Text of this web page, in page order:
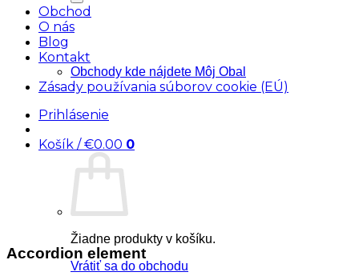
Obchod
O nás
Blog
Kontakt
Obchody kde nájdete Môj Obal
Zásady používania súborov cookie (EÚ)
Prihlásenie
Košík /€0.00 0
Žiadne produkty v košíku.
Vrátiť sa do obchodu
Accordion element